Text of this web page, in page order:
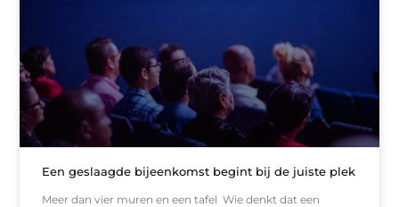
Een geslaagde bijeenkomst begint bij de juiste plek
Meer dan vier muren en een tafel Wie denkt dat een